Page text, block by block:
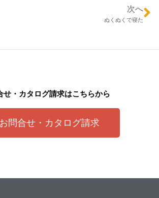
次へ
ぬくぬくで寝た
せ・カタログ請求はこちらから
お問合せ・カタログ請求